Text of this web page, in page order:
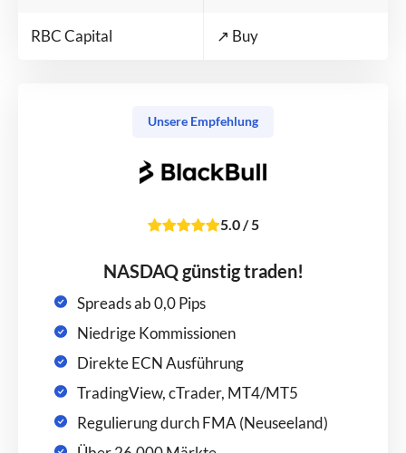
RBC Capital ↗️ Buy
Unsere Empfehlung
5.0 / 5
NASDAQ günstig traden!
Spreads ab 0,0 Pips
Niedrige Kommissionen
Direkte ECN Ausführung
TradingView, cTrader, MT4/MT5
Regulierung durch FMA (Neuseeland)